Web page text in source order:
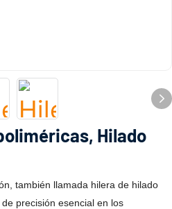
Hilado
también llamada hilera de hilado
precisión esencial en los